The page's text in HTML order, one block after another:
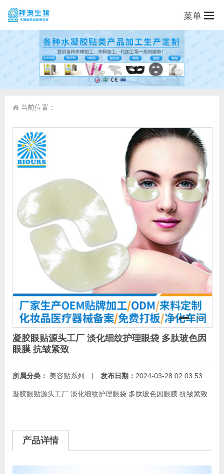
菜单
当前位置：
凝胶眼贴源头工厂 淡化细纹护理眼袋 多肽玻色因
眼膜 抗皱紧致
所属分类： 美容贴系列 | 发布日期： 2024-03-28 02:03:53
凝胶眼贴源头工厂 淡化细纹护理眼袋 多肽玻色因眼膜 抗皱紧致
产品详情